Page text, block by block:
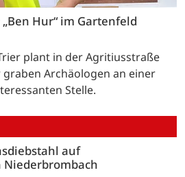
Hur“ im Gartenfeld
plant in der Agritiusstraße
Archäologen an einer
Stelle.
auf